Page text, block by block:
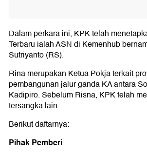
Dalam perkara ini, KPK telah
Terbaru ialah ASN di Kemenhub
Sutriyanto (RS).
Rina merupakan Ketua Pokja terkait
pembangunan jalur ganda KA antara
Kadipiro. Sebelum Risna, KPK telah
tersangka lain.
Berikut daftarnya:
Pihak Pemberi